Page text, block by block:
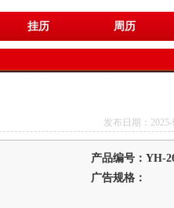
挂历 周历
发布日期：
产品编号：YH-
广告规格：